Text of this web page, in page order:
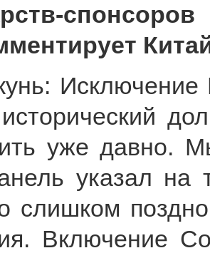
Исключение
уже давно.
указал
слишком
Включение